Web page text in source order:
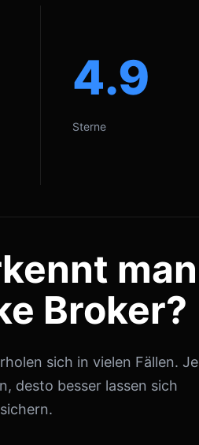
4.9
Sterne
man
Broker?
sich in vielen Fällen. Je
desto besser lassen sich